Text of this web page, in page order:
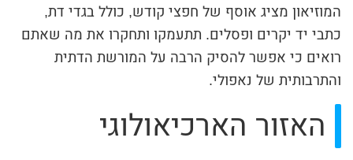
המוזיאון מציג אוסף של חפצי קודש, כולל בגדי דת,
כתבי יד יקרים ופסלים. תתעמקו ותחקרו את מה שאתם
רואים כי אפשר להסיק הרבה על המורשת הדתית
והתרבותית של נאפולי.
האזור הארכיאולוגי